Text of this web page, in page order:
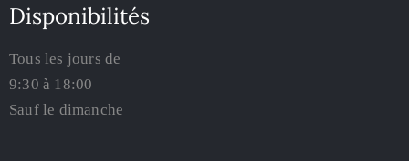
Disponibilités
Tous les jours de
9:30 à 18:00
Sauf le dimanche